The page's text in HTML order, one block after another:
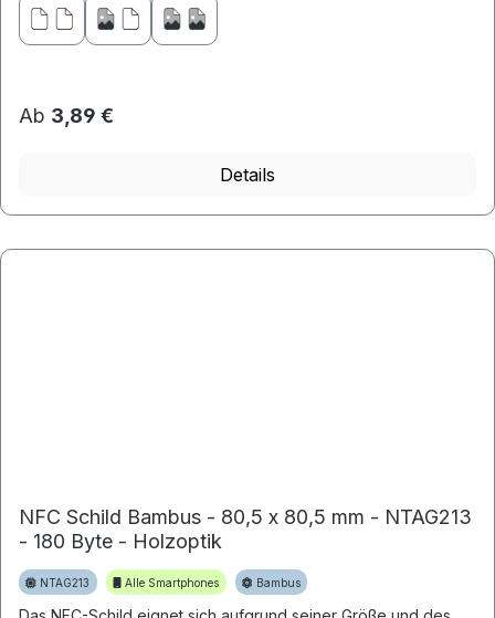
Ab 3,89 €
Details
NFC Schild Bambus - 80,5 x 80,5 mm - NTAG213
- 180 Byte - Holzoptik
NTAG213 Alle Smartphones Bambus